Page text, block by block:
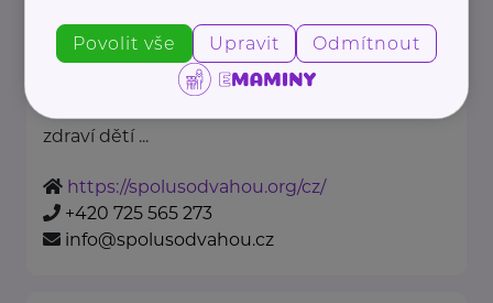
Nadační fond Spolu s odvahou
je nezisková organizace, jejímž
zdraví dětí ...
https://spolusodvahou.org/cz/
+420 725 565 273
info@spolusodvahou.cz
Povolit vše Upravit Odmítnout